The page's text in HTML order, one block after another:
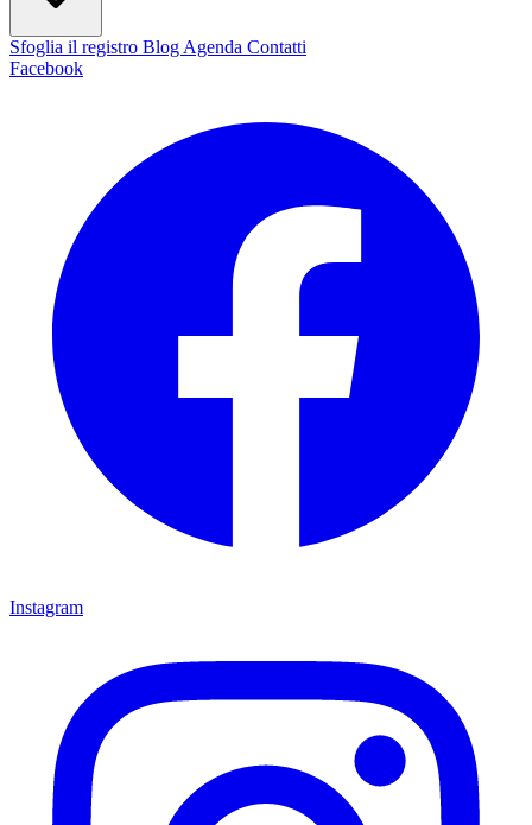
Sfoglia il registro Blog Agenda Contatti
Facebook
Instagram